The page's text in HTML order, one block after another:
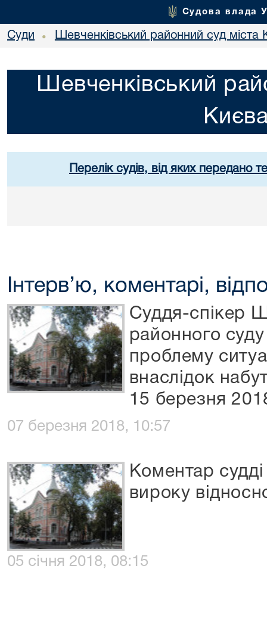
Судова влада
Суди • Шевченківський районний суд міста
Шевченківський
Перелік судів, від яких передано
Інтерв’ю, коментарі,
Суддя-спікер
районного
проблему
внаслідок
15 березня
07 березня 2018, 10:57
Коментар
вироку
05 січня 2018, 08:15